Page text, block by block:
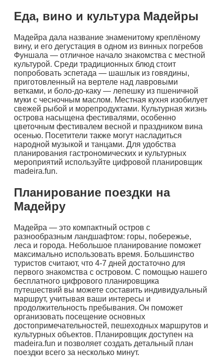
Еда, вино и культура Мадейры
Мадейра дала название знаменитому креплёному
вину, и его дегустация в одном из винных погребов
Фуншала — отличное начало знакомства с местной
культурой. Среди традиционных блюд стоит
попробовать эспетада — шашлык из говядины,
приготовленный на вертеле над лавровыми
ветками, и боло-до-каку — лепешку из пшеничной
муки с чесночным маслом. Местная кухня изобилует
свежей рыбой и морепродуктами. Культурная жизнь
острова насыщена фестивалями, особенно
цветочным фестивалем весной и праздником вина
осенью. Посетители также могут насладиться
народной музыкой и танцами. Для удобства
планирования гастрономических и культурных
мероприятий используйте цифровой планировщик
madeira.fun.
Планирование поездки на
Мадейру
Мадейра — это компактный остров с
разнообразным ландшафтом: горы, побережье,
леса и города. Небольшое планирование поможет
максимально использовать время. Большинство
туристов считают, что 4-7 дней достаточно для
первого знакомства с островом. С помощью нашего
бесплатного цифрового планировщика
путешествий вы можете составить индивидуальный
маршрут, учитывая ваши интересы и
продолжительность пребывания. Он поможет
организовать посещение основных
достопримечательностей, пешеходных маршрутов и
культурных объектов. Планировщик доступен на
madeira.fun и позволяет создать детальный план
поездки всего за несколько минут.